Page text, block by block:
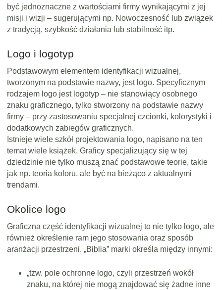
być jednoznaczne z wartościami firmy wynikającymi z jej
misji i wizji – sugerującymi np. Nowoczesność lub związek
z tradycją, szybkość działania lub stabilność itp.
Logo i logotyp
Podstawowym elementem identyfikacji wizualnej,
tworzonym na podstawie nazwy, jest logo. Specyficznym
rodzajem logo jest logotyp – nie stanowiący osobnego
znaku graficznego, tylko stworzony na podstawie nazwy
firmy – przy zastosowaniu specjalnej czcionki, kolorystyki i
dodatkowych zabiegów graficznych.
Istnieje wiele szkół projektowania logo, napisano na ten
temat wiele książek. Graficy specjalizujący się w tej
dziedzinie nie tylko muszą znać podstawowe teorie, takie
jak np. teoria koloru, ale być na bieżąco z aktualnymi
trendami.
Okolice logo
Graficzna część identyfikacji wizualnej to nie tylko logo, ale
również określenie ram jego stosowania oraz sposób
aranżacji przestrzeni. „Biblia” marki określa między innymi:
„tzw. pole ochronne logo, czyli przestrzeń wokół
znaku, na której nie mogą znajdować się żadne inne